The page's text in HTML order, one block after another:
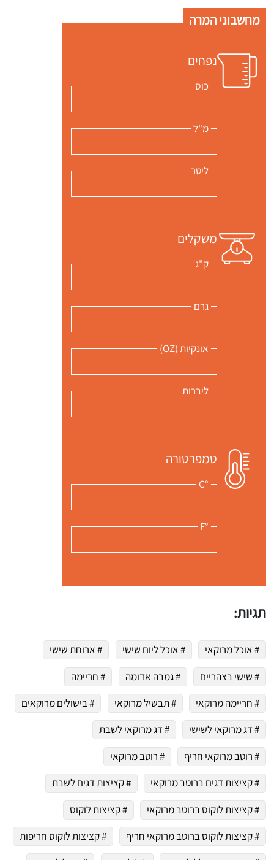
כמנויים ותלחצו על הפעמון תקבלו התראה לטלפון הנייד ברגע שעולה מתכון חדש לערוץ,
מחשבוני המרה
נפחים
כוס
מ"ל
ליטר
משקלים
ק"ג
גרם
אונקיות (OZ)
ליברות
טמפרטורה
°C
°F
תגיות:
# אוכל מרוקאי # אוכל ליום שישי
# ארוחת שישי
# שישי בצהריים
# גמבה אדומה
# חריימה
# חריימה מרוקאי
# תבשיל מרוקאי
# בישולים מרוקאים
# דג מרוקאי לשישי
# דג מרוקאי לשבת
# רוטב מרוקאי חריף
# רוטב מרוקאי
# קציצות דגים ברוטב מרוקאי
# קציצות דגים לשבת
# קציצות לוקוס ברוטב מרוקאי
# קציצות לוקוס
# קציצות לוקוס ברוטב מרוקאי חריף
# קציצות לוקוס חריפות